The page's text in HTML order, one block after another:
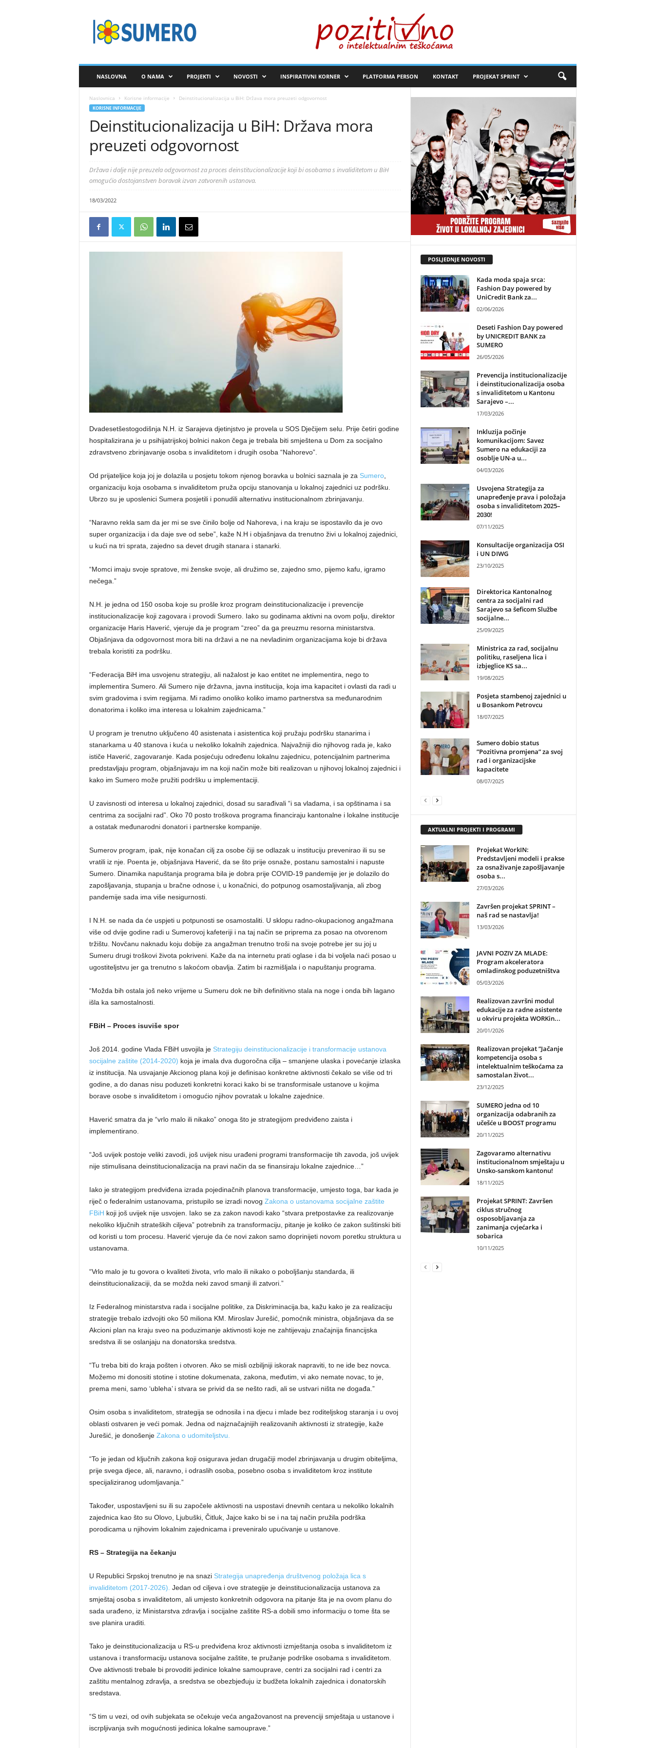
NASLOVNA O NAMA PROJEKTI NOVOSTI INSPIRATIVNI KORNER PLATFORMA PERSON KONTAKT PROJEKAT SPRINT
Naslovnica Korisne informacije Deinstitucionalizacija u BiH: Država mora preuzeti odgovornost
KORISNE INFORMACIJE
Deinstitucionalizacija u BiH: Država mora
preuzeti odgovornost
Država i dalje nije preuzela odgovornost za proces deinstitucionalizacije koji bi osobama s invaliditetom u BiH
omogućio dostojanstven boravak izvan zatvorenih ustanova.
18/03/2022
Dvadesetšestogodišnja N.H. iz Sarajeva djetinjstvo je provela u SOS Dječijem selu. Prije četiri godine
hospitalizirana je u psihijatrijskoj bolnici nakon čega je trebala biti smještena u Dom za socijalno
zdravstveno zbrinjavanje osoba s invaliditetom i drugih osoba “Nahorevo”.
Od prijateljice koja joj je dolazila u posjetu tokom njenog boravka u bolnici saznala je za Sumero,
organizaciju koja osobama s invaliditetom pruža opciju stanovanja u lokalnoj zajednici uz podršku.
Ubrzo su je uposlenici Sumera posjetili i ponudili alternativu institucionalnom zbrinjavanju.
“Naravno rekla sam da jer mi se sve činilo bolje od Nahoreva, i na kraju se ispostavilo da je ovo
super organizacija i da daje sve od sebe”, kaže N.H i objašnjava da trenutno živi u lokalnoj zajednici,
u kući na tri sprata, zajedno sa devet drugih stanara i stanarki.
“Momci imaju svoje spratove, mi ženske svoje, ali družimo se, zajedno smo, pijemo kafu, igramo
nečega.”
N.H. je jedna od 150 osoba koje su prošle kroz program deinstitucionalizacije i prevencije
institucionalizacije koji zagovara i provodi Sumero. Iako su godinama aktivni na ovom polju, direktor
organizacije Haris Haverić, vjeruje da je program “zreo” da ga preuzmu resorna ministarstva.
Objašnjava da odgovornost mora biti na državi a ne na nevladinim organizacijama koje bi država
trebala koristiti za podršku.
“Federacija BiH ima usvojenu strategiju, ali nažalost je kao entitet ne implementira, nego to
implementira Sumero. Ali Sumero nije državna, javna institucija, koja ima kapacitet i ovlasti da radi u
svim gradovima i svim regijama. Mi radimo onoliko koliko imamo partnerstva sa međunarodnim
donatorima i koliko ima interesa u lokalnim zajednicama.”
U program je trenutno uključeno 40 asistenata i asistentica koji pružaju podršku stanarima i
stanarkama u 40 stanova i kuća u nekoliko lokalnih zajednica. Najvažniji dio njihovog rada je, kako
ističe Haverić, zagovaranje. Kada posjećuju određenu lokalnu zajednicu, potencijalnim partnerima
predstavljaju program, objašnjavaju im na koji način može biti realizovan u njihovoj lokalnoj zajednici i
kako im Sumero može pružiti podršku u implementaciji.
U zavisnosti od interesa u lokalnoj zajednici, dosad su sarađivali “i sa vladama, i sa opštinama i sa
centrima za socijalni rad”. Oko 70 posto troškova programa financiraju kantonalne i lokalne institucije
a ostatak međunarodni donatori i partnerske kompanije.
Sumerov program, ipak, nije konačan cilj za osobe čiji se odlazak u instituciju prevenirao ili su se
vratili iz nje. Poenta je, objašnjava Haverić, da se što prije osnaže, postanu samostalni i napuste
Sumero. Dinamika napuštanja programa bila je dobra prije COVID-19 pandemije jer je dolazilo do
zapošljavanja, stupanja u bračne odnose i, u konačnici, do potpunog osamostaljivanja, ali zbog
pandemije sada ima više nesigurnosti.
I N.H. se nada da će uspjeti u potpunosti se osamostaliti. U sklopu radno-okupacionog angažmana
više od dvije godine radi u Sumerovoj kafeteriji i na taj način se priprema za posao na otvorenom
tržištu. Novčanu naknadu koju dobije za angažman trenutno troši na svoje potrebe jer su joj u
Sumeru drugi troškovi života pokriveni. Kaže da na internetu prati oglase i da bi voljela naći posao u
ugostiteljstvu jer ga trenutno s lakoćom obavlja. Zatim bi razmišljala i o napuštanju programa.
“Možda bih ostala još neko vrijeme u Sumeru dok ne bih definitivno stala na noge i onda bih lagano
išla ka samostalnosti.
FBiH – Proces isuviše spor
Još 2014. godine Vlada FBiH usvojila je Strategiju deinstitucionalizacije i transformacije ustanova
socijalne zaštite (2014-2020) koja je imala dva dugoročna cilja – smanjene ulaska i povećanje izlaska
iz institucija. Na usvajanje Akcionog plana koji je definisao konkretne aktivnosti čekalo se više od tri
godine, a do danas nisu poduzeti konkretni koraci kako bi se transformisale ustanove u kojima
borave osobe s invaliditetom i omogućio njihov povratak u lokalne zajednice.
Haverić smatra da je “vrlo malo ili nikako” onoga što je strategijom predviđeno zaista i
implementirano.
“Još uvijek postoje veliki zavodi, još uvijek nisu urađeni programi transformacije tih zavoda, još uvijek
nije stimulisana deinstitucionalizacija na pravi način da se finansiraju lokalne zajednice…”
Iako je strategijom predviđena izrada pojedinačnih planova transformacije, umjesto toga, bar kada je
riječ o federalnim ustanovama, pristupilo se izradi novog Zakona o ustanovama socijalne zaštite
FBiH koji još uvijek nije usvojen. Iako se za zakon navodi kako “stvara pretpostavke za realizovanje
nekoliko ključnih strateških ciljeva” potrebnih za transformaciju, pitanje je koliko će zakon suštinski biti
od koristi u tom procesu. Haverić vjeruje da će novi zakon samo doprinijeti novom poretku struktura u
ustanovama.
“Vrlo malo je tu govora o kvaliteti života, vrlo malo ili nikako o poboljšanju standarda, ili
deinstitucionalizaciji, da se možda neki zavod smanji ili zatvori.”
Iz Federalnog ministarstva rada i socijalne politike, za Diskriminacija.ba, kažu kako je za realizaciju
strategije trebalo izdvojiti oko 50 miliona KM. Miroslav Jurešić, pomoćnik ministra, objašnjava da se
Akcioni plan na kraju sveo na poduzimanje aktivnosti koje ne zahtijevaju značajnija financijska
sredstva ili se oslanjaju na donatorska sredstva.
“Tu treba biti do kraja pošten i otvoren. Ako se misli ozbiljniji iskorak napraviti, to ne ide bez novca.
Možemo mi donositi stotine i stotine dokumenata, zakona, međutim, vi ako nemate novac, to je,
prema meni, samo ‘ubleha’ i stvara se privid da se nešto radi, ali se ustvari ništa ne događa.”
Osim osoba s invaliditetom, strategija se odnosila i na djecu i mlade bez roditeljskog staranja i u ovoj
oblasti ostvaren je veći pomak. Jedna od najznačajnijih realizovanih aktivnosti iz strategije, kaže
Jurešić, je donošenje Zakona o udomiteljstvu.
“To je jedan od ključnih zakona koji osigurava jedan drugačiji model zbrinjavanja u drugim obiteljima,
prije svega djece, ali, naravno, i odraslih osoba, posebno osoba s invaliditetom kroz institute
specijaliziranog udomljavanja.”
Također, uspostavljeni su ili su započele aktivnosti na uspostavi dnevnih centara u nekoliko lokalnih
zajednica kao što su Olovo, Ljubuški, Čitluk, Jajce kako bi se i na taj način pružila podrška
porodicama u njihovim lokalnim zajednicama i preveniralo upućivanje u ustanove.
RS – Strategija na čekanju
U Republici Srpskoj trenutno je na snazi Strategija unapređenja društvenog položaja lica s
invaliditetom (2017-2026). Jedan od ciljeva i ove strategije je deinstitucionalizacija ustanova za
smještaj osoba s invaliditetom, ali umjesto konkretnih odgovora na pitanje šta je na ovom planu do
sada urađeno, iz Ministarstva zdravlja i socijalne zaštite RS-a dobili smo informaciju o tome šta se
sve planira uraditi.
Tako je deinstitucionalizacija u RS-u predviđena kroz aktivnosti izmještanja osoba s invaliditetom iz
ustanova i transformaciju ustanova socijalne zaštite, te pružanje podrške osobama s invaliditetom.
Ove aktivnosti trebale bi provoditi jedinice lokalne samouprave, centri za socijalni rad i centri za
zaštitu mentalnog zdravlja, a sredstva se obezbjeđuju iz budžeta lokalnih zajednica i donatorskih
sredstava.
“S tim u vezi, od ovih subjekata se očekuje veća angažovanost na prevenciji smještaja u ustanove i
iscrpljivanja svih mogućnosti jedinica lokalne samouprave.”
POSLJEDNJE NOVOSTI
Kada moda spaja srca:
Fashion Day powered by
UniCredit Bank za...
02/06/2026
Deseti Fashion Day powered
by UNICREDIT BANK za
SUMERO
26/05/2026
Prevencija institucionalizacije
i deinstitucionalizacija osoba
s invaliditetom u Kantonu
Sarajevo –...
17/03/2026
Inkluzija počinje
komunikacijom: Savez
Sumero na edukaciji za
osoblje UN-a u...
04/03/2026
Usvojena Strategija za
unapređenje prava i položaja
osoba s invaliditetom 2025–
2030!
07/11/2025
Konsultacije organizacija OSI
i UN DIWG
23/10/2025
Direktorica Kantonalnog
centra za socijalni rad
Sarajevo sa šeficom Službe
socijalne...
25/09/2025
Ministrica za rad, socijalnu
politiku, raseljena lica i
izbjeglice KS sa...
19/08/2025
Posjeta stambenoj zajednici u
u Bosankom Petrovcu
18/07/2025
Sumero dobio status
”Pozitivna promjena” za svoj
rad i organizacijske
kapacitete
08/07/2025
AKTUALNI PROJEKTI I PROGRAMI
Projekat WorkIN:
Predstavljeni modeli i prakse
za osnaživanje zapošljavanje
osoba s...
27/03/2026
Završen projekat SPRINT –
naš rad se nastavlja!
13/03/2026
JAVNI POZIV ZA MLADE:
Program akceleratora
omladinskog poduzetništva
05/03/2026
Realizovan završni modul
edukacije za radne asistente
u okviru projekta WORKin...
20/01/2026
Realizovan projekat ”Jačanje
kompetencija osoba s
intelektualnim teškoćama za
samostalan život...
23/12/2025
SUMERO jedna od 10
organizacija odabranih za
učešće u BOOST programu
20/11/2025
Zagovaramo alternativu
institucionalnom smještaju u
Unsko-sanskom kantonu!
18/11/2025
Projekat SPRINT: Završen
ciklus stručnog
osposobljavanja za
zanimanja cvjećarka i
sobarica
10/11/2025